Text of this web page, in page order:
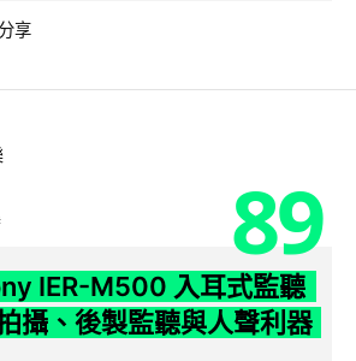
享
89
IER-M500 入耳式監聽
攝、後製監聽與人聲利器